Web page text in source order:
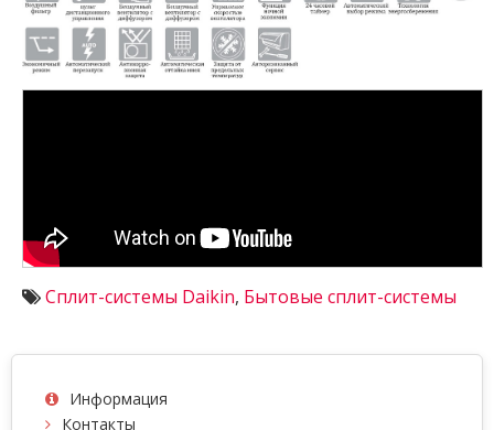
Сплит-системы Daikin, Бытовые сплит-системы
Информация
Контакты